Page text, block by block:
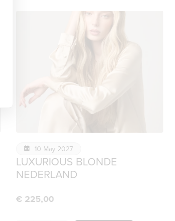
10 May 2027
LUXURIOUS BLONDE
NEDERLAND
€ 225,00